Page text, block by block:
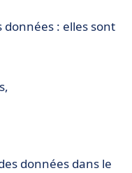
données : elles sont
données dans le